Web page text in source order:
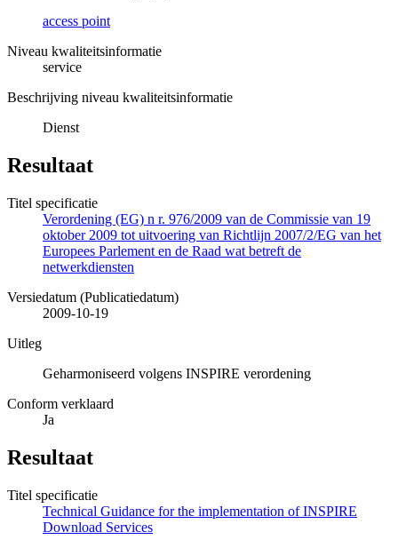
access point
Niveau kwaliteitsinformatie
service
Beschrijving niveau kwaliteitsinformatie
Dienst
Resultaat
Titel specificatie
Verordening (EG) n r. 976/2009 van de Commissie van 19
oktober 2009 tot uitvoering van Richtlijn 2007/2/EG van het
Europees Parlement en de Raad wat betreft de
netwerkdiensten
Versiedatum (Publicatiedatum)
2009-10-19
Uitleg
Geharmoniseerd volgens INSPIRE verordening
Conform verklaard
Ja
Resultaat
Titel specificatie
Technical Guidance for the implementation of INSPIRE
Download Services